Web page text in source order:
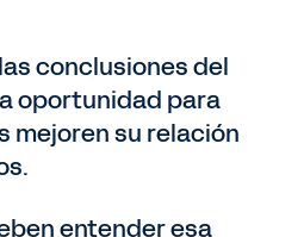
conclusiones del
oportunidad para
mejoren su relación
entender esa